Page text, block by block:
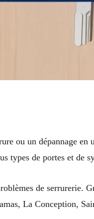
ou un dépannage en
types de portes et de
de serrurerie.
La Conception,